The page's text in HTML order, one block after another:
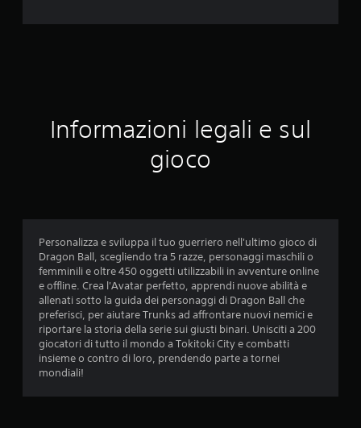
a
t
a
z
i
i
Informazioni legali e sul
gioco
Personalizza e sviluppa il tuo guerriero nell'ultimo gioco di
Dragon Ball, scegliendo tra 5 razze, personaggi maschili o
femminili e oltre 450 oggetti utilizzabili in avventure online
e offline. Crea l'Avatar perfetto, apprendi nuove abilità e
allenati sotto la guida dei personaggi di Dragon Ball che
preferisci, per aiutare Trunks ad affrontare nuovi nemici e
riportare la storia della serie sui giusti binari. Unisciti a 200
giocatori di tutto il mondo a Tokitoki City e combatti
insieme o contro di loro, prendendo parte a tornei
mondiali!